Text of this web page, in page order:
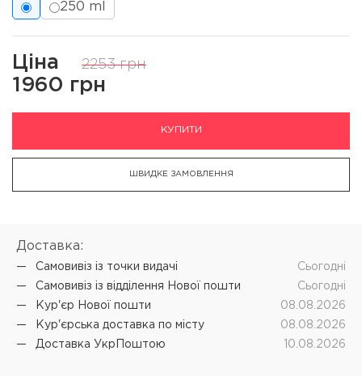
250 ml
Ціна 2253 грн
1960 грн
КУПИТИ
ШВИДКЕ ЗАМОВЛЕННЯ
Доставка:
Самовивіз iз точки видачі
Cьогодні
Самовивіз iз відділення Нової пошти
Cьогодні
Кур'єр Нової пошти
08.08.2026
Кур'єрська доставка по місту
08.08.2026
Доставка УкрПоштою
10.08.2026